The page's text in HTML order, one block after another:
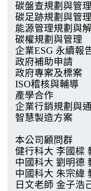
碳盤查規劃與管理
碳足跡規劃與管理
能源管理規劃與
碳權規劃與管理
企業ESG 永續報
政府補助申請
政府專案及標案
ISO稽核與輔導
產學合作
企業行銷規劃與
智慧製造方案
本公司顧問群
健行科大 李國樑
中國科大 劉明德
中國科大 朱宗緯
日文老師 金子浩